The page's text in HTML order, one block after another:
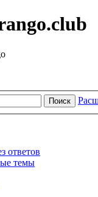
Поиск
ответов
темы